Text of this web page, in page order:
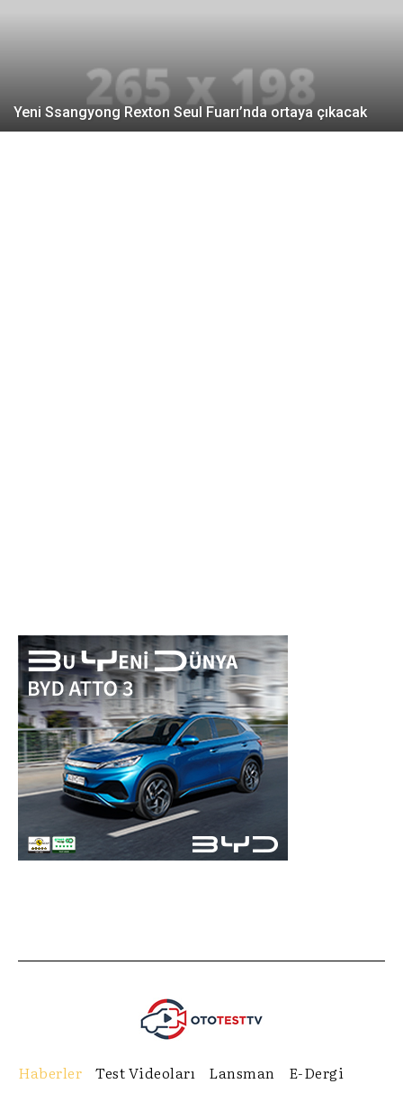
Yeni Ssangyong Rexton Seul Fuarı’nda ortaya çıkacak
Haberler Test Videoları Lansman
E-Dergi